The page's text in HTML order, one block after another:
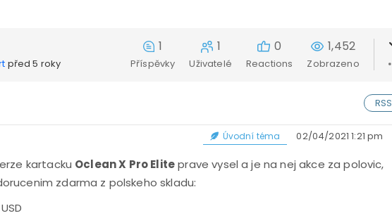
před 5 roky
1
Příspěvky
1
Uživatelé
0
Reactions
1,452
Zobrazeno
RSS
Úvodní téma 02/04/2021 1:21 pm
kartacku Oclean X Pro Eliteprave vysel a je na nej akce za polovic,
zdarma z polskeho skladu: